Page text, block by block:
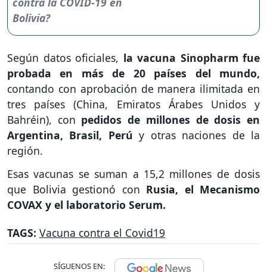
Según datos oficiales, la vacuna Sinopharm fue
probada en más de 20 países del mundo,
contando con aprobación de manera ilimitada en
tres países (China, Emiratos Árabes Unidos y
Bahréin), con pedidos de millones de dosis en
Argentina, Brasil, Perú y otras naciones de la
región.
Esas vacunas se suman a 15,2 millones de dosis
que Bolivia gestionó con Rusia, el Mecanismo
COVAX y el laboratorio Serum.
TAGS: Vacuna contra el Covid19
SÍGUENOS EN: